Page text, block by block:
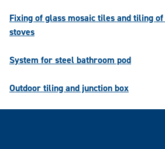
Fixing of glass mosaic tiles and tiling
stoves
System for steel bathroom pod
Outdoor tiling and junction box